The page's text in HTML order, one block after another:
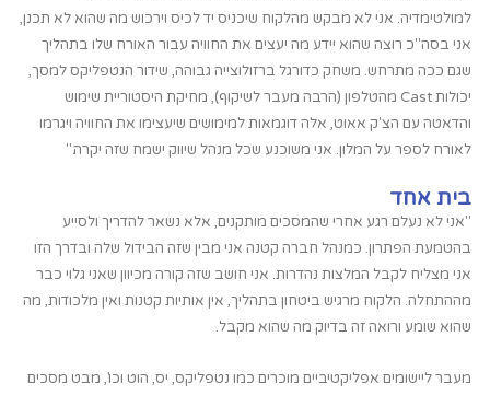
למולטימדיה. אני לא מבקש מהלקוח שיכניס יד לכיס וירכוש מה שהוא לא תכנן,
אני בסה"כ רוצה שהוא יידע מה יעצים את החוויה עבור האורח שלו בתהליך
שגם ככה מתרחש. משחק כדורגל ברזולוצייה גבוהה, שידור הנטפליקס למסך,
יכולות Cast מהטלפון (הרבה מעבר לשיקוף), מחיקת היסטוריית שימוש
והדאטה עם הצ'ק אאוט, אלה דוגמאות למימושים שיעצימו את החוויה ויגרמו
לאורח לספר על המלון. אני משוכנע שכל מנהל שיווק ישמח שזה יקרה."
בית אחד
"אני לא נעלם רגע אחרי שהמסכים מותקנים, אלא נשאר להדריך ולסייע
בהטמעת הפתרון. כמנהל חברה קטנה אני מבין שזה הבידול שלה ובדרך הזו
אני מצליח לקבל המלצות נהדרות. אני חושב שזה קורה מכיוון שאני גלוי כבר
מההתחלה. הלקוח מרגיש ביטחון בתהליך, אין אותיות קטנות ואין מלכודות, מה
שהוא שומע ורואה זה בדיוק מה שהוא מקבל.
מעבר ליישומים אפליקטיביים מוכרים כמו נטפליקס, יס, הוט וכו', מבט מסכים